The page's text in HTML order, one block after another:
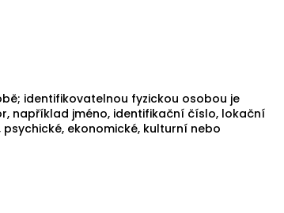
identifikovatelnou fyzickou osobou je
například jméno, identifikační číslo, lokační
ekonomické, kulturní nebo